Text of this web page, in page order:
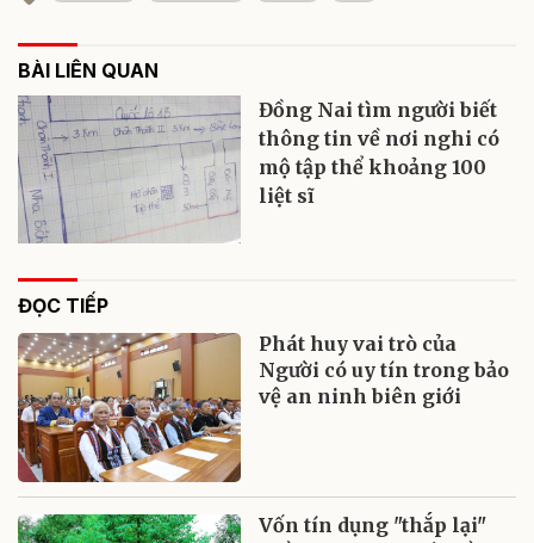
BÀI LIÊN QUAN
Đồng Nai tìm người biết
thông tin về nơi nghi có
mộ tập thể khoảng 100
liệt sĩ
ĐỌC TIẾP
Phát huy vai trò của
Người có uy tín trong bảo
vệ an ninh biên giới
Vốn tín dụng "thắp lại"